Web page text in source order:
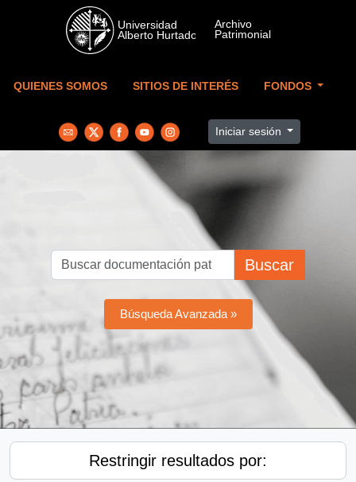
Skip to main content
QUIENES SOMOS SITIOS DE INTERÉS FONDOS
Iniciar sesión
Buscar
Búsqueda Avanzada »
Restringir resultados por: